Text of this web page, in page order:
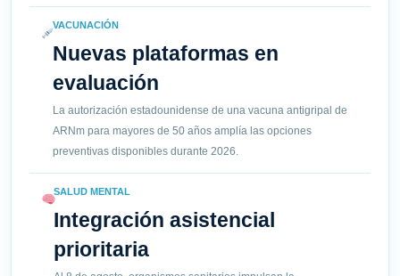
VACUNACIÓN
Nuevas plataformas en
evaluación
La autorización estadounidense de una vacuna antigripal de
ARNm para mayores de 50 años amplía las opciones
preventivas disponibles durante 2026.
SALUD MENTAL
Integración asistencial
prioritaria